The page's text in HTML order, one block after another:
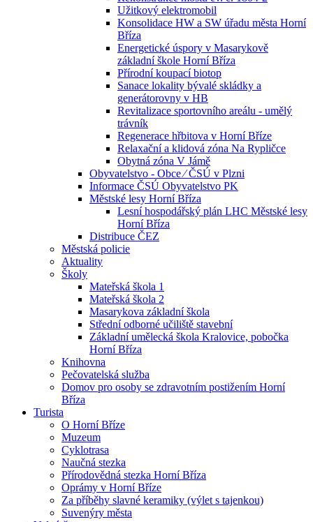
Užitkový elektromobil
Konsolidace HW a SW úřadu města Horní
Bříza
Energetické úspory v Masarykově
základní škole Horní Bříza
Přírodní koupací biotop
Sanace lokality bývalé skládky a
generátorovny v HB
Revitalizace sportovního areálu - umělý
trávník
Regenerace hřbitova v Horní Bříze
Relaxační a klidová zóna Na Rypličce
Obytná zóna V Jámě
Obyvatelstvo - Obce ⁄ ČSÚ v Plzni
Informace ČSÚ Obyvatelstvo PK
Městské lesy Horní Bříza
Lesní hospodářský plán LHC Městské lesy
Horní Bříza
Distribuce ČEZ
Městská policie
Aktuality
Školy
Mateřská škola 1
Mateřská škola 2
Masarykova základní škola
Střední odborné učiliště stavební
Základní umělecká škola Kralovice, pobočka
Horní Bříza
Knihovna
Pečovatelská služba
Domov pro osoby se zdravotním postižením Horní
Bříza
Turista
O Horní Bříze
Muzeum
Cyklotrasa
Naučná stezka
Přírodovědná stezka Horní Bříza
Oprámy v Horní Bříze
Za příběhy slavné keramiky (výlet s tajenkou)
Suvenýry města